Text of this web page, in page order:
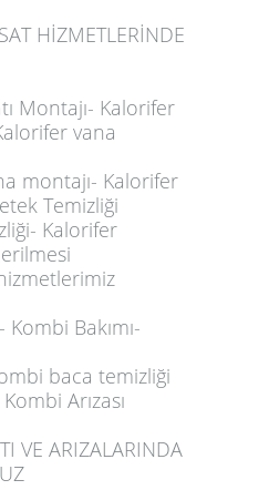
HİZMETLERİNDE
Montajı- Kalorifer
vana
montajı- Kalorifer
Temizliği
Kalorifer
Bakımı-
baca temizliği
Arızası
VE ARIZALARINDA